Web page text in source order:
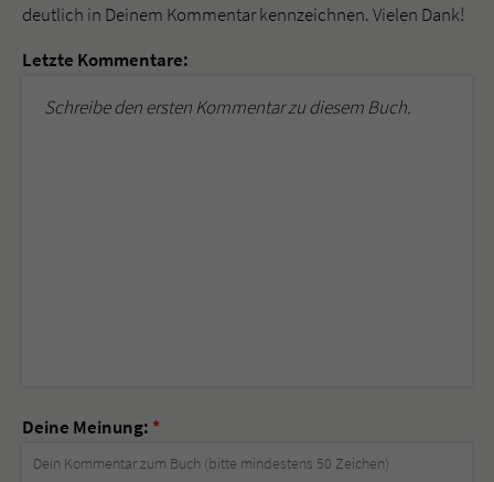
deutlich in Deinem Kommentar kennzeichnen. Vielen Dank!
Letzte Kommentare:
Schreibe den ersten Kommentar zu diesem Buch.
Deine Meinung: *